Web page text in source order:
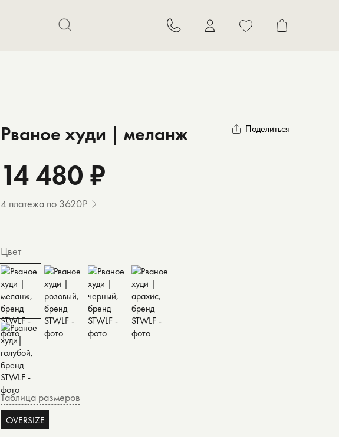
Поделиться
Рваное худи | меланж
14 480 ₽
4 платежа по 3620₽
Цвет
Таблица размеров
OVERSIZE
В корзину